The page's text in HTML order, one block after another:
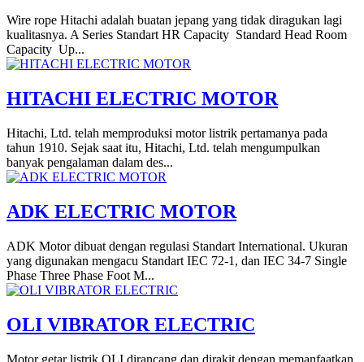
Wire rope Hitachi adalah buatan jepang yang tidak diragukan lagi
kualitasnya. A Series Standart HR Capacity Standard Head Room
Capacity Up...
HITACHI ELECTRIC MOTOR
Hitachi, Ltd. telah memproduksi motor listrik pertamanya pada
tahun 1910. Sejak saat itu, Hitachi, Ltd. telah mengumpulkan
banyak pengalaman dalam des...
ADK ELECTRIC MOTOR
ADK Motor dibuat dengan regulasi Standart International. Ukuran
yang digunakan mengacu Standart IEC 72-1, dan IEC 34-7 Single
Phase Three Phase Foot M...
OLI VIBRATOR ELECTRIC
Motor getar listrik OLI dirancang dan dirakit dengan memanfaatkan